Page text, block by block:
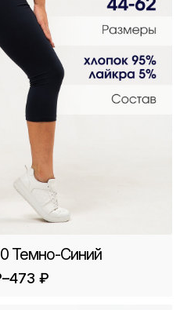
Темно-Синий
–473 ₽
Диапазон